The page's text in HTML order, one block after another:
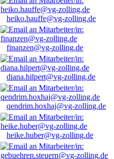
heiko.hauffe@vg-zolling.de
finanzen@vg-zolling.de
diana.hilpert@vg-zolling.de
qendrim.hoxhaj@vg-zolling.de
heike.huber@vg-zolling.de